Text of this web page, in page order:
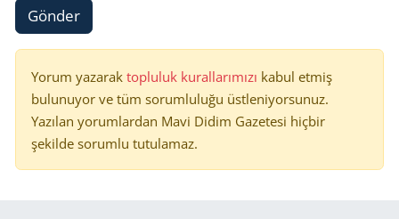
Gönder
Yorum yazarak topluluk kurallarımızı kabul etmiş
bulunuyor ve tüm sorumluluğu üstleniyorsunuz.
Yazılan yorumlardan Mavi Didim Gazetesi hiçbir
şekilde sorumlu tutulamaz.